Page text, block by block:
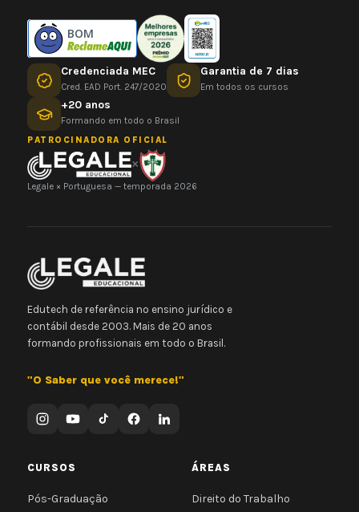
BOM
Credenciada MEC
Cred. EAD Port. 247/2020
Garantia de 7 dias
Em todos os cursos
+20 anos
Formando em todo o Brasil
PATROCINADORA OFICIAL
×
Legale × Portuguesa — temporada 2026
Edutech de referência no ensino jurídico e
contábil desde 2003. Mais de 20 anos
formando profissionais em todo o Brasil.
"O Saber que você merece!"
CURSOS
Pós-Graduação
ÁREAS
Direito do Trabalho